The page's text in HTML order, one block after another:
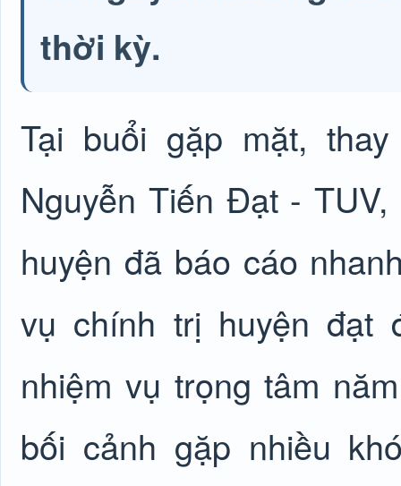
thời kỳ.
Tại buổi gặp mặt,
Nguyễn Tiến Đạt -
huyện đã báo cáo
vụ chính trị huyện đạt
nhiệm vụ trọng tâm
bối cảnh gặp nhiều